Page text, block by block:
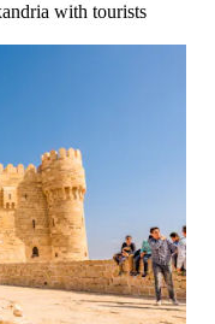
with tourists